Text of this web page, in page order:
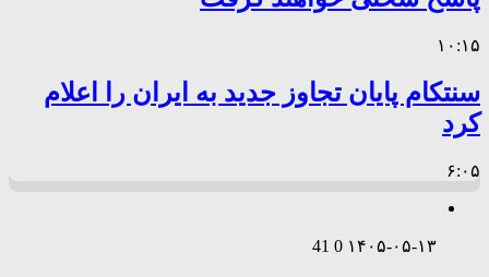
۱۰:۱۵
سنتکام پایان تجاوز جدید به ایران را اعلام
کرد
۶:۰۵
۱۴۰۵-۰۵-۱۳ 0
41